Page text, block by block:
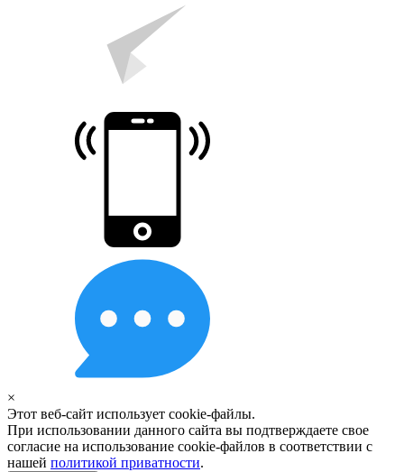
×
Этот веб-сайт использует cookie-файлы.
При использовании данного сайта вы подтверждаете свое
согласие на использование cookie-файлов в соответствии с
нашей политикой приватности.